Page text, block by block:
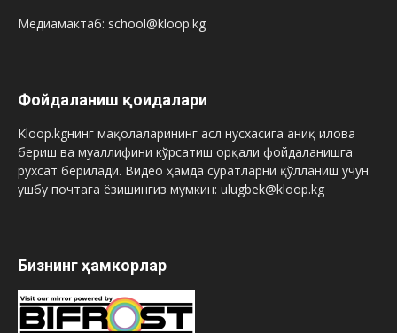
Медиамактаб: school@kloop.kg
Фойдаланиш қоидалари
Kloop.kgнинг мақолаларининг асл нусхасига аниқ илова
бериш ва муаллифини кўрсатиш орқали фойдаланишга
рухсат берилади. Видео ҳамда суратларни қўлланиш учун
ушбу почтага ёзишингиз мумкин: ulugbek@kloop.kg
Бизнинг ҳамкорлар